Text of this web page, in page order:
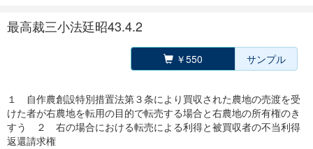
最高裁三小法廷昭43.4.2
￥550 サンプル
１ 自作農創設特別措置法第３条により買収された農地の売渡を受
けた者が右農地を転用の目的で転売する場合と右農地の所有権のき
すう ２ 右の場合における転売による利得と被買収者の不当利得
返還請求権